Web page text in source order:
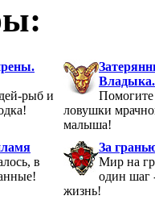
рыб и
Владыка.
ловушки
малыша!
в
За
Мир на
один шаг
жизнь!